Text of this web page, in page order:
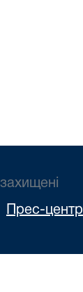
Прес-центр